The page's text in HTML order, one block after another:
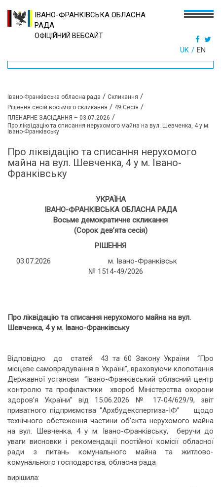
ІВАНО-ФРАНКІВСЬКА ОБЛАСНА
РАДА
ОФІЦІЙНИЙ ВЕБСАЙТ
UK EN
Івано-Франківська обласна рада / Скликання /
Рішення сесій восьмого скликання / 49 Сесія /
ПЛЕНАРНЕ ЗАСІДАННЯ – 03.07.2026 /
Про ліквідацію та списання нерухомого майна на вул. Шевченка, 4 у м.
Івано-Франківську
Про ліквідацію та списання нерухомого
майна на вул. Шевченка, 4 у м. Івано-
Франківську
УКРАЇНА
ІВАНО-ФРАНКІВСЬКА ОБЛАСНА РАДА
Восьме демократичне скликання
(Сорок дев’ята сесія)
РІШЕННЯ
03.07.2026 м. Івано-Франківськ
№ 1514-49/2026
Про ліквідацію та списання нерухомого майна на вул.
Шевченка, 4 у м. Івано-Франківську
Відповідно до статей 43 та 60 Закону України “Про
місцеве самоврядування в Україні”, враховуючи клопотання
Державної установи “Івано-Франківський обласний центр
контролю та профілактики хвороб Міністерства охорони
здоров’я України” від 15.06.2026 № 17-04/629/9, звіт
приватного підприємства “Архбудекспертиза-ІФ” щодо
технічного обстеження частини об’єкта нерухомого майна
на вул. Шевченка, 4 у м. Івано-Франківську, беручи до
уваги висновки і рекомендації постійної комісії обласної
ради з питань комунального майна та житлово-
комунального господарства, обласна рада
вирішила: